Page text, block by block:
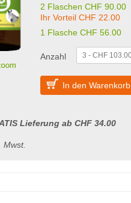
2 Flaschen CHF 90.00
Ihr Vorteil CHF 22.00
1 Flasche CHF 56.00
Anzahl
In den Warenkorb
Lieferung ab CHF 34.00
Mwst.